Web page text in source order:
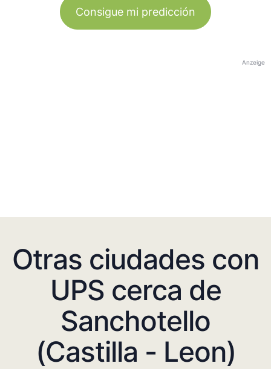
Consigue mi predicción
Anzeige
Otras ciudades con
UPS cerca de
Sanchotello
(Castilla - Leon)